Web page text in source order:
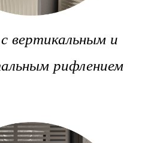
вертикальным и
рифлением